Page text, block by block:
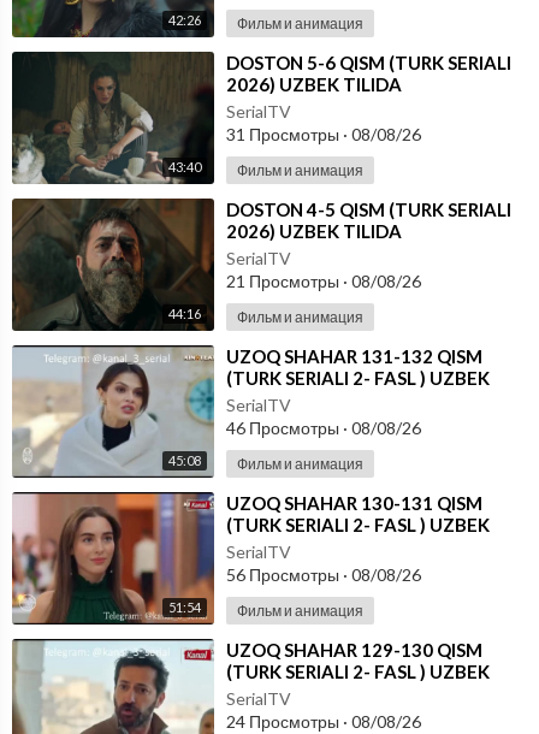
42:26 Фильм и анимация
43:40
⁣DOSTON 5-6 QISM (TURK SERIALI
2026) UZBEK TILIDA
SerialTV
31 Просмотры · 08/08/26
Фильм и анимация
44:16
⁣DOSTON 4-5 QISM (TURK SERIALI
2026) UZBEK TILIDA
SerialTV
21 Просмотры · 08/08/26
Фильм и анимация
45:08
⁣UZOQ SHAHAR 131-132 QISM
(TURK SERIALI 2- FASL ) UZBEK
TILIDA
SerialTV
46 Просмотры · 08/08/26
Фильм и анимация
51:54
⁣UZOQ SHAHAR 130-131 QISM
(TURK SERIALI 2- FASL ) UZBEK
TILIDA
SerialTV
56 Просмотры · 08/08/26
Фильм и анимация
⁣UZOQ SHAHAR 129-130 QISM
(TURK SERIALI 2- FASL ) UZBEK
TILIDA
SerialTV
24 Просмотры · 08/08/26